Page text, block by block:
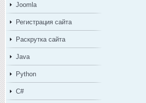
Joomla
Регистрация сайта
Раскрутка сайта
Java
Python
C#